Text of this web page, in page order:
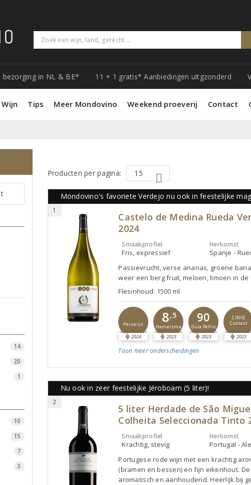
bezorging in NL & BE* 11 + 1 gratis* Aanbiedingen uitgzonderd
Wijn Tips Meer Mondovino Weekend proeverij Contact
14
20
1
10
15
7
3
Producten per pagina:
Mondovino's favoriete Verdejo nu ook in feestelijke
1
Castelo de Medina Rueda
2024
Smaakprofiel
Fris, expressief
Herkomst
Spanje -
Passievrucht, verse ananas, groene
weer een berg fruit, meloen, limoen in de
Flesinhoud: 1500 ml
Perswijn
2024
8,5
Hamersma
2023
90
Guía Peñín
2023
CINVE
Contest
2023
Toon meeronderscheidingen
Nu ook in zeer feestelijke Jéroboam (5 liter)!
2
5 liter Herdade de São
Colheita Seleccionada Tinto
Smaakprofiel
Krachtig, stevig
Herkomst
Portugal -
Portugese rode wijn met een krachtig
(bramen en bessen) en fijn eikenhout.
aromatisch en aanhoudend. Heerlijk bij